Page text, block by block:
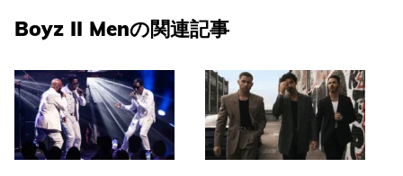
Boyz II Menの関連記事